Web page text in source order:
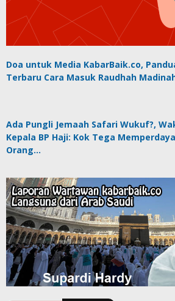
Doa untuk Media KabarBaik.co,
Terbaru Cara Masuk Raudhah
Ada Pungli Jemaah Safari Wukuf?,
Kepala BP Haji: Kok Tega Memperdaya
Orang…